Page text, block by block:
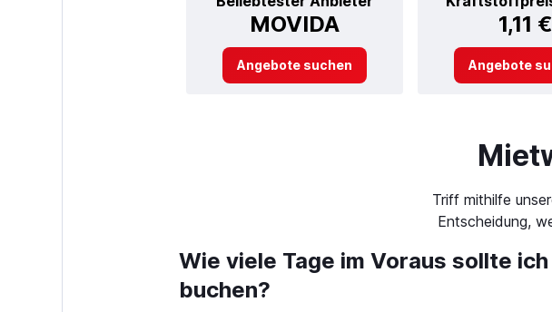
MOVIDA 1,11 €
Angebote suchen Angebote
Triff mithilfe
Entscheidung,
Wie viele Tage im Voraus sollte
buchen?